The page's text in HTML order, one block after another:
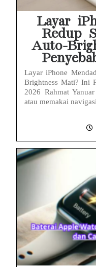
Layar
Redup
Auto-
Layar iPhone
Brightness Mati? Ini
2026 Rahmat
atau memakai